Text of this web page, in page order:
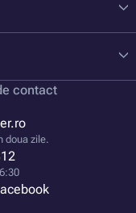
contact
doua zile.